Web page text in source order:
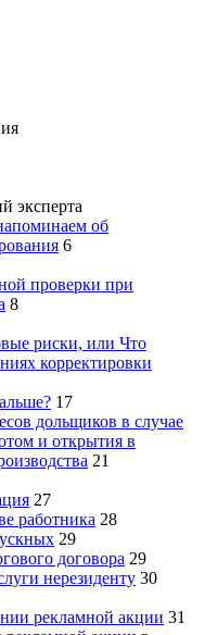
эксперта
об
6
проверки при
8
риски, или Что
корректировки
17
дольщиков в случае
и открытия в
21
27
работника 28
29
договора 29
нерезиденту 30
рекламной акции 31